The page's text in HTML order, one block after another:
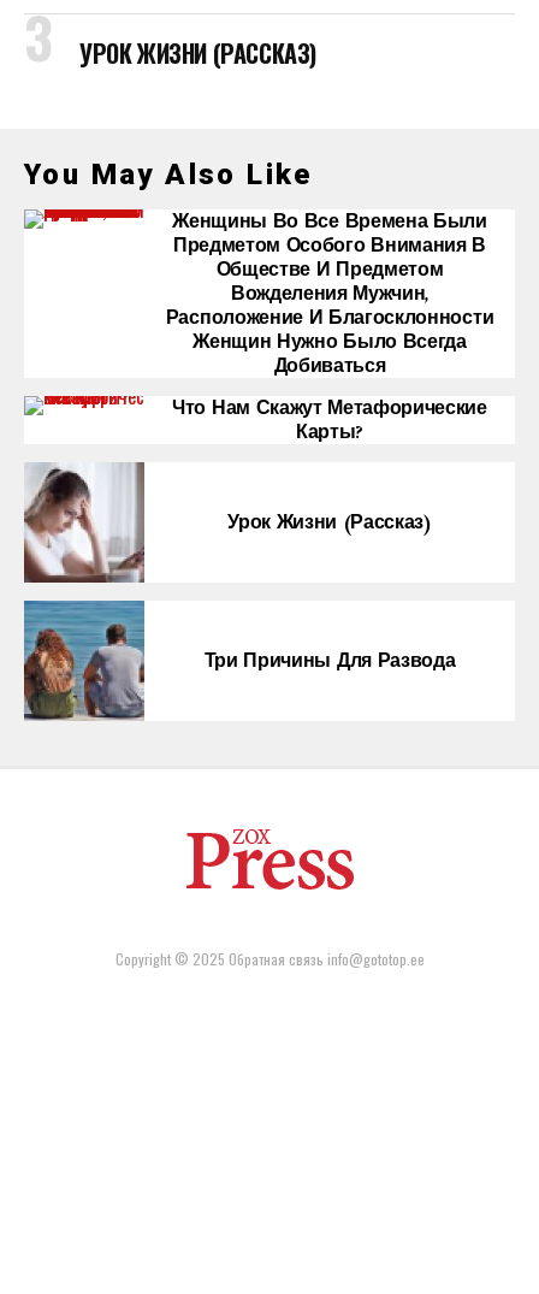
УРОК ЖИЗНИ (РАССКАЗ)
You May Also Like
Женщины Во Все Времена Были
Предметом Особого Внимания В
Обществе И Предметом
Вожделения Мужчин,
Расположение И Благосклонности
Женщин Нужно Было Всегда
Добиваться
Что Нам Скажут Метафорические
Карты?
Урок Жизни (рассказ)
Три Причины Для Развода
Copyright © 2025 Обратная связь info@gototop.ee